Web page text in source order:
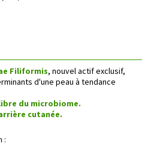
Filiformis, nouvel actif exclusif,
d'une peau à tendance
du microbiome.
cutanée.
: